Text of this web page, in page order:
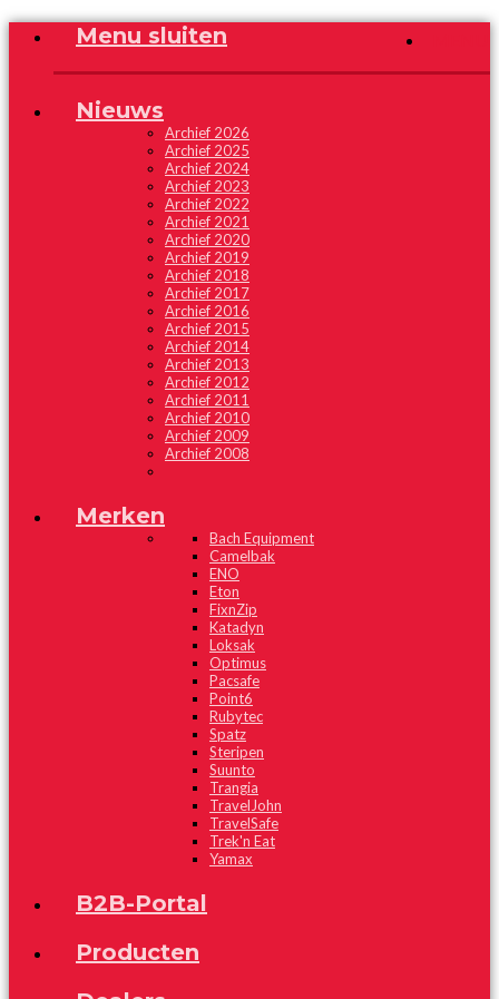
Menu sluiten
Nieuws
Archief 2026
Archief 2025
Archief 2024
Archief 2023
Archief 2022
Archief 2021
Archief 2020
Archief 2019
Archief 2018
Archief 2017
Archief 2016
Archief 2015
Archief 2014
Archief 2013
Archief 2012
Archief 2011
Archief 2010
Archief 2009
Archief 2008
Merken
Bach Equipment
Camelbak
ENO
Eton
FixnZip
Katadyn
Loksak
Optimus
Pacsafe
Point6
Rubytec
Spatz
Steripen
Suunto
Trangia
TravelJohn
TravelSafe
Trek'n Eat
Yamax
B2B-Portal
Producten